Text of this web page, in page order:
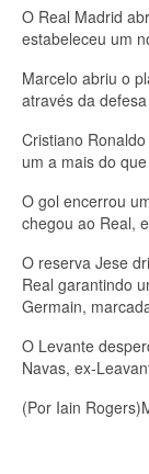
O Real Madrid
estabeleceu um
Marcelo abriu o
através da
Cristiano
um a mais do
O gol encerrou
chegou ao Real,
O reserva Jese
Real garantindo
Germain,
O Levante
Navas, ex-
(Por Iain Rogers)